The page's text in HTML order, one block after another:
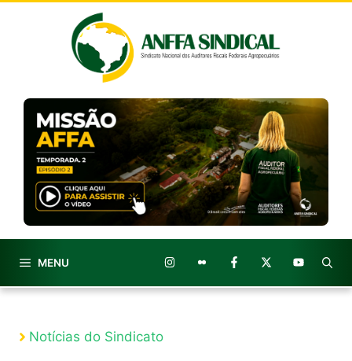
MENU
Notícias do Sindicato